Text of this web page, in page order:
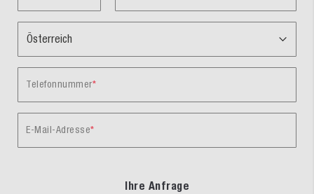
Telefonnummer
E-Mail-Adresse
Ihre Anfrage